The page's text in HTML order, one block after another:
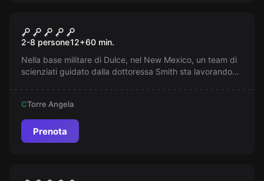
Zombie Lab
2-8 persone12+60 min.
Nella base militare di Dulce, nel New Mexico, un team di
scienziati guidato dalla dottoressa Smith sta lavorando
CTorre Angela
Prenota